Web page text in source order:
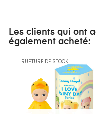
Les clients qui ont
également acheté:
RUPTURE DE STOCK